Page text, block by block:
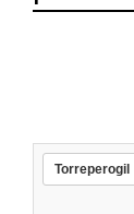
Torreperogil